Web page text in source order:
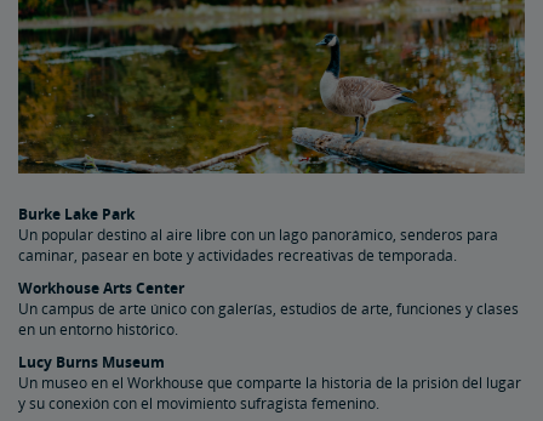
Burke Lake Park
Un popular destino al aire libre con un lago panorámico, senderos para
caminar, pasear en bote y actividades recreativas de temporada.
Workhouse Arts Center
Un campus de arte único con galerías, estudios de arte, funciones y clases
en un entorno histórico.
Lucy Burns Museum
Un museo en el Workhouse que comparte la historia de la prisión del lugar
y su conexión con el movimiento sufragista femenino.